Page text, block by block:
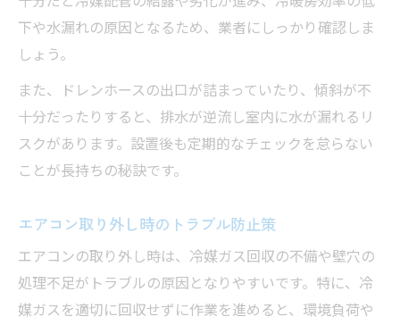
下や水漏れの原因となるため、業者にしっかり確認しま
しょう。
また、ドレンホースの出口が詰まっていたり、傾斜が不
十分だったりすると、排水が逆流し室内に水が漏れるリ
スクがあります。設置後も定期的なチェックを怠らない
ことが長持ちの秘訣です。
エアコン取り外し時のトラブル防止策
エアコンの取り外し時は、冷媒ガス回収の不備や壁穴の
処理不足がトラブルの原因となりやすいです。特に、冷
媒ガスを適切に回収せずに作業を進めると、環境負荷や